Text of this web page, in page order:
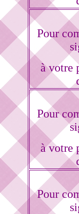
Pour
à votre
Pour
à votre
Pour